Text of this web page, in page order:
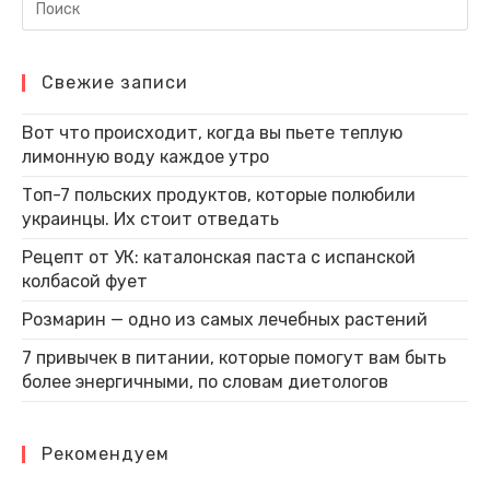
Свежие записи
Вот что происходит, когда вы пьете теплую
лимонную воду каждое утро
Топ-7 польских продуктов, которые полюбили
украинцы. Их стоит отведать
Рецепт от УК: каталонская паста с испанской
колбасой фует
Розмарин — одно из самых лечебных растений
7 привычек в питании, которые помогут вам быть
более энергичными, по словам диетологов
Рекомендуем